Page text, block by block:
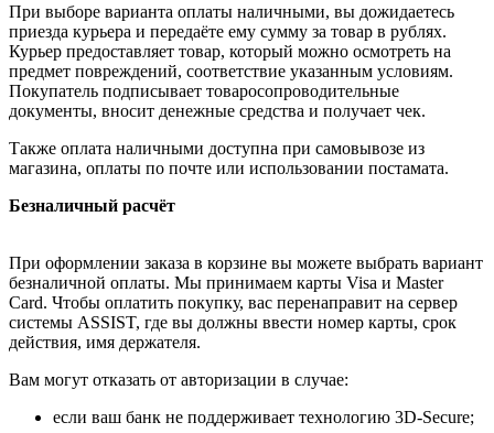
При выборе варианта оплаты наличными, вы дожидаетесь
приезда курьера и передаёте ему сумму за товар в рублях.
Курьер предоставляет товар, который можно осмотреть на
предмет повреждений, соответствие указанным условиям.
Покупатель подписывает товаросопроводительные
документы, вносит денежные средства и получает чек.
Также оплата наличными доступна при самовывозе из
магазина, оплаты по почте или использовании постамата.
Безналичный расчёт
При оформлении заказа в корзине вы можете выбрать вариант
безналичной оплаты. Мы принимаем карты Visa и Master
Card. Чтобы оплатить покупку, вас перенаправит на сервер
системы ASSIST, где вы должны ввести номер карты, срок
действия, имя держателя.
Вам могут отказать от авторизации в случае:
если ваш банк не поддерживает технологию 3D-Secure;